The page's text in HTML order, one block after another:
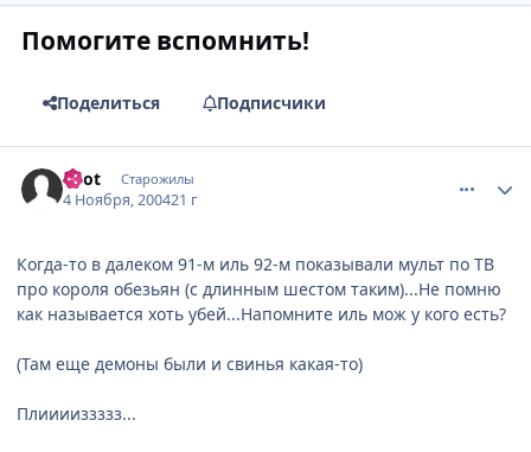
Помогите вспомнить!
Поделиться Подписчики
enot Старожилы
4 Ноября, 200421 г
Когда-то в далеком 91-м иль 92-м показывали мульт по ТВ
про короля обезьян (с длинным шестом таким)...Не помню
как называется хоть убей...Напомните иль мож у кого есть?
(Там еще демоны были и свинья какая-то)
Плииииззззз...